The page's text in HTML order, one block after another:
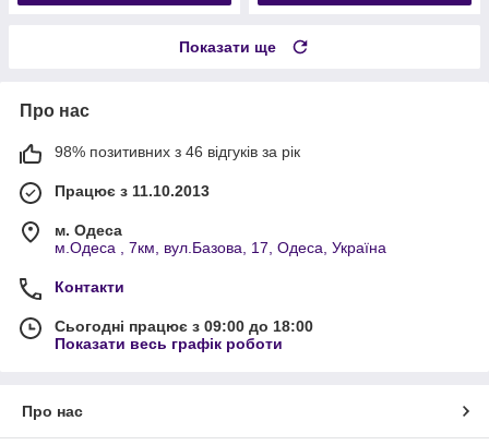
Показати ще
Про нас
98% позитивних з 46 відгуків за рік
Працює з 11.10.2013
м. Одеса
м.Одеса , 7км, вул.Базова, 17, Одеса, Україна
Контакти
Сьогодні працює з 09:00 до 18:00
Показати весь графік роботи
Про нас